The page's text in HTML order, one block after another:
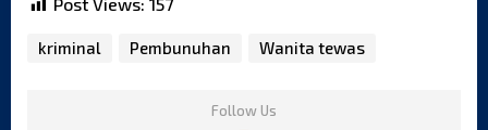
Post Views: 157
kriminal Pembunuhan Wanita tewas
Follow Us